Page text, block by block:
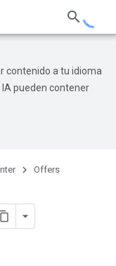
contenido a tu idioma
pueden contener
Offers